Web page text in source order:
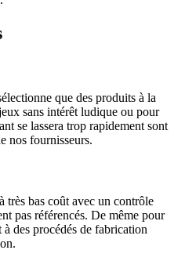
que des produits à la
sans intérêt ludique ou pour
se lassera trop rapidement sont
nos fournisseurs.
très bas coût avec un contrôle
pas référencés. De même pour
des procédés de fabrication